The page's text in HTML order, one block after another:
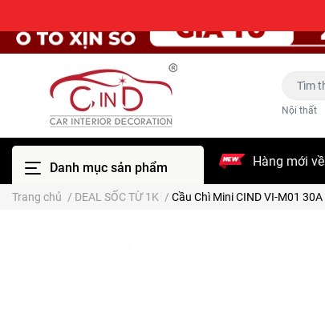
Nội thất
Danh mục sản phẩm Hàng mới về
Trang chủ / DEAL SỐC TỪ 1K / Cầu Chì Mini CIND VI-M01 30A